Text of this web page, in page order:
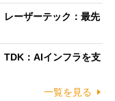
レーザーテック：最先
TDK：AIインフラを支
一覧を見る